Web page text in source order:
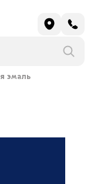
эмаль